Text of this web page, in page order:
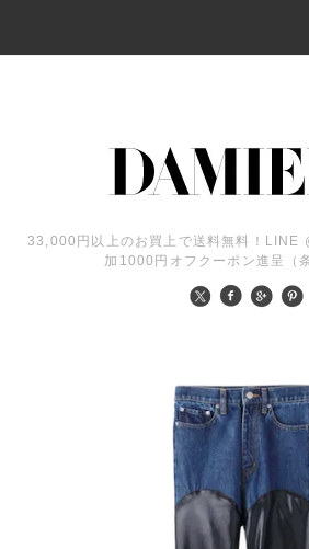
33,000円以上のお買上で送料無料！LINE
加1000円オフクーポン進呈（